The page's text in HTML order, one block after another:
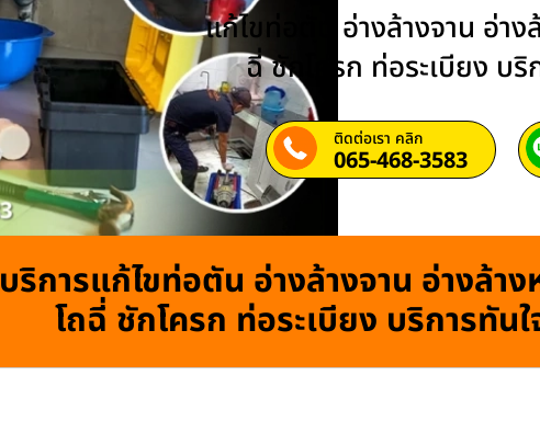
แก้ไขท่อตัน อ่างล้างจาน อ่า
ฉี่ ชักโครก ท่อระเบียง บริ
ติดต่อเรา คลิก
065-468-3583
บริการแก้ไขท่อตัน อ่างล้างจาน อ่างล้า
โถฉี่ ชักโครก ท่อระเบียง บริการทัน